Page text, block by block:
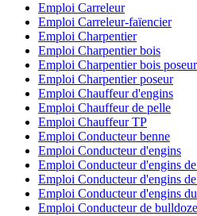
Emploi Carreleur
Emploi Carreleur-faïencier
Emploi Charpentier
Emploi Charpentier bois
Emploi Charpentier bois poseur
Emploi Charpentier poseur
Emploi Chauffeur d'engins
Emploi Chauffeur de pelle
Emploi Chauffeur TP
Emploi Conducteur benne
Emploi Conducteur d'engins
Emploi Conducteur d'engins
Emploi Conducteur d'engins de
Emploi Conducteur d'engins
Emploi Conducteur de